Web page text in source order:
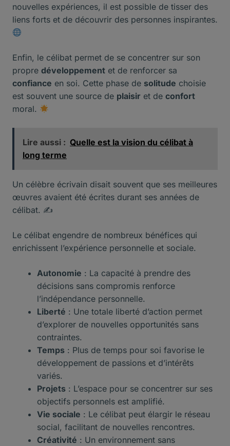
nouvelles expériences, il est possible de tisser des
liens forts et de découvrir des personnes inspirantes.
Enfin, le célibat permet de se concentrer sur son
propre développement et de renforcer sa
confiance en soi. Cette phase de solitude choisie
est souvent une source de plaisir et de confort
moral.
Lire aussi : Quelle est la vision du célibat à
long terme
Un célèbre écrivain disait souvent que ses meilleures
œuvres avaient été écrites durant ses années de
célibat. ✍️
Le célibat engendre de nombreux bénéfices qui
enrichissent l’expérience personnelle et sociale.
Autonomie : La capacité à prendre des
décisions sans compromis renforce
l’indépendance personnelle.
Liberté : Une totale liberté d’action permet
d’explorer de nouvelles opportunités sans
contraintes.
Temps : Plus de temps pour soi favorise le
développement de passions et d’intérêts
variés.
Projets : L’espace pour se concentrer sur ses
objectifs personnels est amplifié.
Vie sociale : Le célibat peut élargir le réseau
social, facilitant de nouvelles rencontres.
Créativité : Un environnement sans